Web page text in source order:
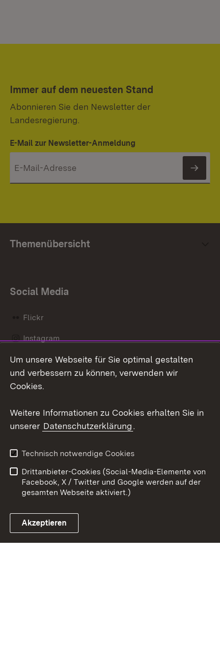
Immer auf dem neuesten Stand
Abonnieren Sie den Newsletter der
Landesregierung.
E-Mail zur Newsletter-Anmeldung
Themenübersicht
Social Media
Flickr
Instagram
Social Wall
Link zum Landesportal
Barrierefreiheit
Benutzungshinweise
Impressum
Cookies
Um unsere Webseite für Sie optimal gestalten
und verbessern zu können, verwenden wir
Cookies.
Weitere Informationen zu Cookies erhalten Sie in
unserer Datenschutzerklärung.
Technisch notwendige Cookies
Drittanbieter-Cookies (Social-Media-Elemente von
Facebook, X / Twitter und Google werden auf der
gesamten Webseite aktiviert.)
Akzeptieren